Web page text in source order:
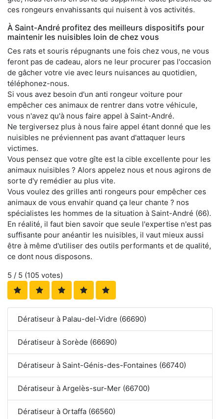
ces rongeurs envahissants qui nuisent à vos activités.
À Saint-André profitez des meilleurs dispositifs pour
maintenir les nuisibles loin de chez vous
Ces rats et souris répugnants une fois chez vous, ne vous
feront pas de cadeau, alors ne leur procurer pas l'occasion
de gâcher votre vie avec leurs nuisances au quotidien,
téléphonez-nous.
Si vous avez besoin d'un anti rongeur voiture pour
empêcher ces animaux de rentrer dans votre véhicule,
vous n'avez qu'à nous faire appel à Saint-André.
Ne tergiversez plus à nous faire appel étant donné que les
nuisibles ne préviennent pas avant d'attaquer leurs
victimes.
Vous pensez que votre gîte est la cible excellente pour les
animaux nuisibles ? Alors appelez nous et nous agirons de
sorte d'y remédier au plus vite.
Vous voulez des grilles anti rongeurs pour empêcher ces
animaux de vous envahir quand ça leur chante ? nos
spécialistes les hommes de la situation à Saint-André (66).
En réalité, il faut bien savoir que seule l'expertise n'est pas
suffisante pour anéantir les nuisibles, il vaut mieux aussi
être à même d'utiliser des outils performants et de qualité,
ce dont nous disposons.
5 / 5 (105 votes)
Dératiseur à Palau-del-Vidre (66690)
Dératiseur à Sorède (66690)
Dératiseur à Saint-Génis-des-Fontaines (66740)
Dératiseur à Argelès-sur-Mer (66700)
Dératiseur à Ortaffa (66560)